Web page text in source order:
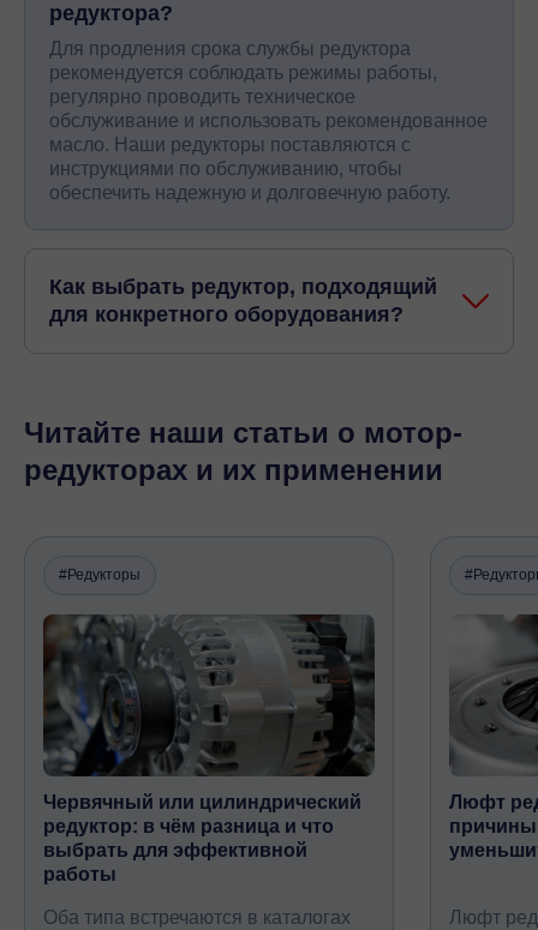
редуктора?
Для продления срока службы редуктора
рекомендуется соблюдать режимы работы,
регулярно проводить техническое
обслуживание и использовать рекомендованное
масло. Наши редукторы поставляются с
инструкциями по обслуживанию, чтобы
обеспечить надежную и долговечную работу.
Как выбрать редуктор, подходящий
для конкретного оборудования?
Читайте наши статьи о мотор-
редукторах и их применении
#Редукторы
Червячный или цилиндрический
редуктор: в чём разница и что
выбрать для эффективной
работы
Оба типа встречаются в каталогах
Люфт
Люфт